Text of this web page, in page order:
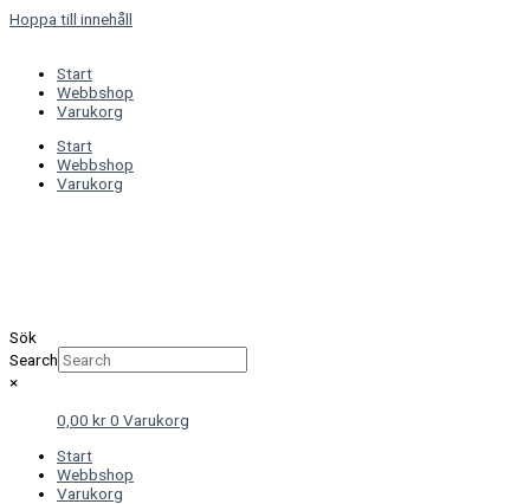
Hoppa till innehåll
Start
Webbshop
Varukorg
Start
Webbshop
Varukorg
Sök
Search
×
0,00 kr0 Varukorg
Start
Webbshop
Varukorg